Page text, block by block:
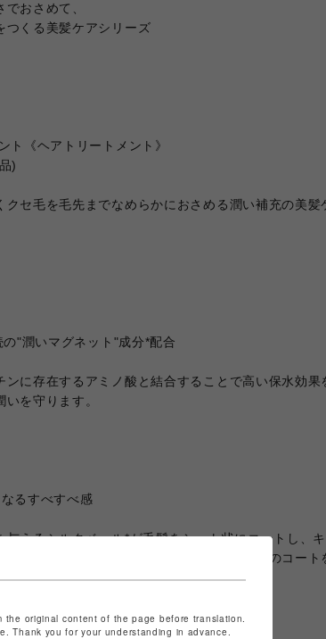
おさめて、
つくる美髪ケアシリーズ
ト《ヘアトリートメント》
)
クセ毛を毛先までなめらかにおさめる潤い補充の美髪
"潤いマグネット"成分*配合
ンに存在するアミノ酸と結合することで高い保水効果
いを守ります。
るすべすべ感
与えるシルクベール*が毛髪をシート状にコートし、
髪に。また日々の摩擦で取れやすい毛髪表面のコート
ト効果を長持ちさせます。
the original content of the page before translation.
Thank you for your understanding in advance.